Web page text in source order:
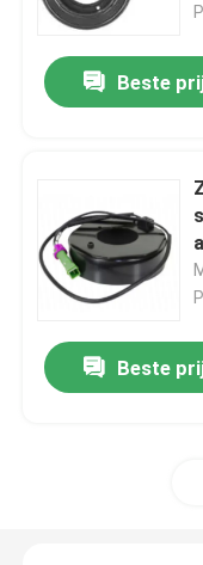
Beste
Beste